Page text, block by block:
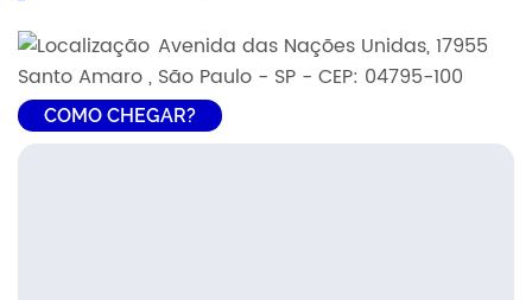
Avenida das Nações Unidas, 17955
Santo Amaro , São Paulo - SP - CEP: 04795-100
COMO CHEGAR?